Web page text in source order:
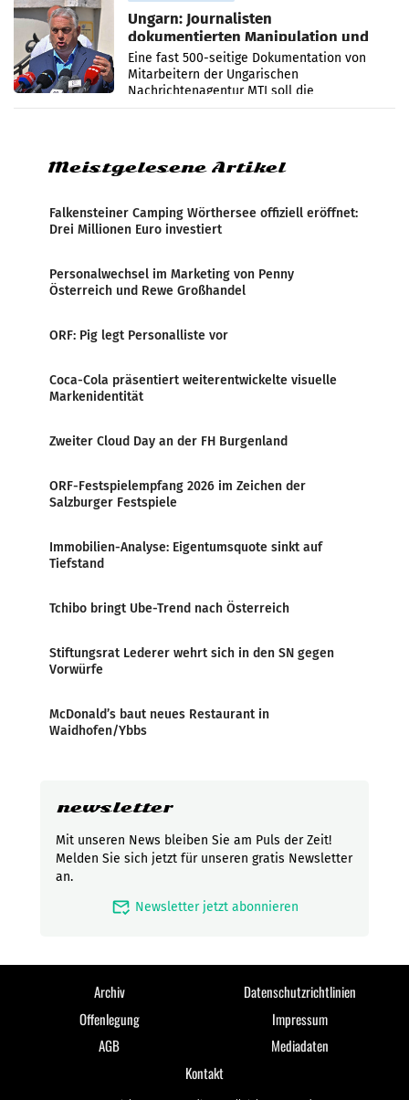
Ungarn: Journalisten
dokumentierten Manipulation und
Zensur
Eine fast 500-seitige Dokumentation von
Mitarbeitern der Ungarischen
Nachrichtenagentur MTI soll die
systematische Nachrichten-Manipulation und
Meistgelesene Artikel
Falkensteiner Camping Wörthersee offiziell eröffnet:
Drei Millionen Euro investiert
Personalwechsel im Marketing von Penny
Österreich und Rewe Großhandel
ORF: Pig legt Personalliste vor
Coca-Cola präsentiert weiterentwickelte visuelle
Markenidentität
Zweiter Cloud Day an der FH Burgenland
ORF-Festspielempfang 2026 im Zeichen der
Salzburger Festspiele
Immobilien-Analyse: Eigentumsquote sinkt auf
Tiefstand
Tchibo bringt Ube-Trend nach Österreich
Stiftungsrat Lederer wehrt sich in den SN gegen
Vorwürfe
McDonald’s baut neues Restaurant in
Waidhofen/Ybbs
newsletter
Mit unseren News bleiben Sie am Puls der Zeit!
Melden Sie sich jetzt für unseren gratis Newsletter
an.
mark_email_read Newsletter jetzt abonnieren
Archiv
Datenschutzrichtlinien
Offenlegung
Impressum
AGB
Mediadaten
Kontakt